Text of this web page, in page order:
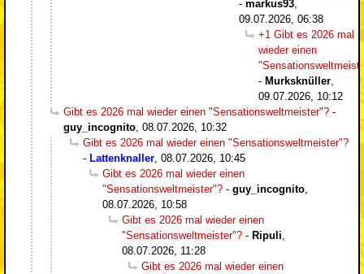
- markus93
09.07.2026, 06:38
+1 Gibt es 2026 mal
wieder einen
- Murksknüller
09.07.2026, 10:12
Gibt es 2026 mal wieder einen "Sensationsweltmeister"? -
guy_incognito 08.07.2026, 10:32
Gibt es 2026 mal wieder einen "Sensationsweltmeister"?
- Lattenknaller 08.07.2026, 10:45
Gibt es 2026 mal wieder einen
"Sensationsweltmeister"? - guy_incognito
08.07.2026, 10:58
Gibt es 2026 mal wieder einen
"Sensationsweltmeister"? - Ripuli
08.07.2026, 11:28
Gibt es 2026 mal wieder einen